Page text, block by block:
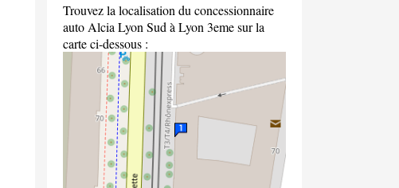
Trouvez la localisation du concessionnaire
auto Alcia Lyon Sud à Lyon 3eme sur la
carte ci-dessous :